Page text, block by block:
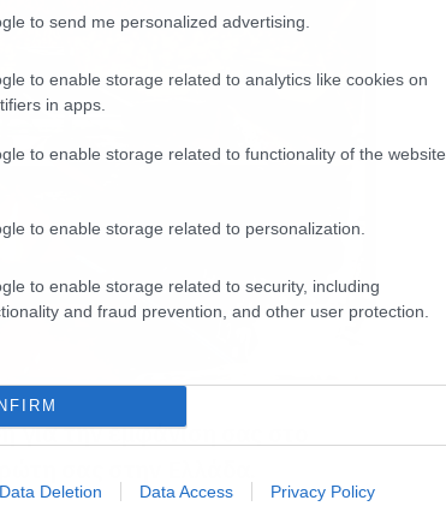
to send me personalized advertising.
to enable storage related to analytics like cookies on
in apps.
to enable storage related to functionality of the website
to enable storage related to personalization.
to enable storage related to security, including
and fraud prevention, and other user protection.
Data Deletion Data Access Privacy Policy
την εμφάνιση σας στο
σας στην Ελλάδα.